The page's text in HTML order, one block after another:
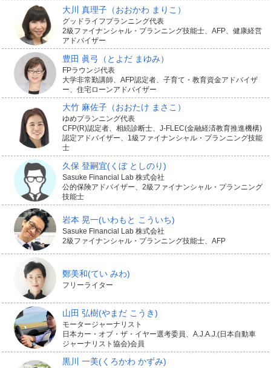
大川 真理子 （おおかわ まりこ）
グッドライフプランニング代表
2級ファイナンシャル・プランニング技能士、AFP、健康経営
アドバイザー
豊田 眞弓 （とよだ まゆみ）
FPラウンジ代表
大学非常勤講師、AFP認定者、子育て・教育資金アドバイザ
ー、住宅ローンアドバイザー
大竹 麻佐子 （おおたけ まさこ）
ゆめプランニング代表
CFP(R)認定者、相続診断士、J-FLEC(金融経済教育推進機構)
認定アドバイザー、1級ファイナンシャル・プランニング技能
士
久保 登嗣宜(くぼ としのり)
Sasuke Financial Lab 株式会社
公的保険アドバイザー、2級ファイナンシャル・プランニング
技能士
岩本 晃一(いわもと こういち)
Sasuke Financial Lab 株式会社
2級ファイナンシャル・プランニング技能士、AFP
鄭美和(てい みわ)
フリーライター
山田 弘樹(やまだ こうき)
モータージャーナリスト
日本カー・オブ・ザ・イヤー選考委員、A.J.A.J.(日本自動車
ジャーナリスト協会)会員
黒川 一美(くろかわ かずみ)